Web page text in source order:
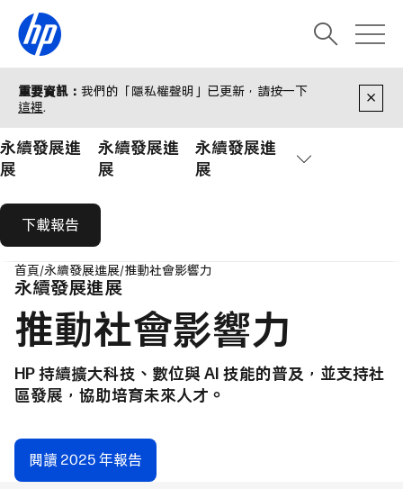
重要資訊： 我們的「隱私權聲明」已更新，請按一下
這裡.
永續發展進
展
永續發展進
展
永續發展進
展
下載報告
首頁 永續發展進展 推動社會影響力
永續發展進展
推動社會影響力
HP 持續擴大科技、數位與 AI 技能的普及，並支持社
區發展，協助培育未來人才。
閱讀 2025 年報告